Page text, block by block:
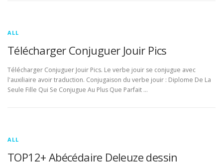
ALL
Télécharger Conjuguer Jouir Pics
Télécharger Conjuguer Jouir Pics. Le verbe jouir se conjugue avec
l'auxiliaire avoir traduction. Conjugaison du verbe jouir : Diplome De La
Seule Fille Qui Se Conjugue Au Plus Que Parfait …
ALL
TOP12+ Abécédaire Deleuze dessin